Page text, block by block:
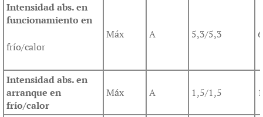
Intensidad abs. en
funcionamiento en
frío/calor
Máx A 5,3/5,3
Intensidad abs. en
arranque en
frío/calor
Máx A 1,5/1,5